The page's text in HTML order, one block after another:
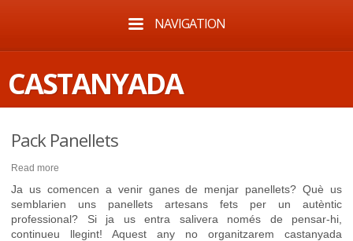
NAVIGATION
CASTANYADA
Pack Panellets
Read more
Ja us comencen a venir ganes de menjar panellets? Què us
semblarien uns panellets artesans fets per un autèntic
professional? Si ja us entra salivera només de pensar-hi,
continueu llegint! Aquest any no organitzarem castanyada